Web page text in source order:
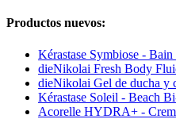
Productos nuevos:
Kérastase Symbiose -
dieNikolai Fresh Body
dieNikolai Gel de ducha y
Kérastase Soleil - Beach
Acorelle HYDRA+ -